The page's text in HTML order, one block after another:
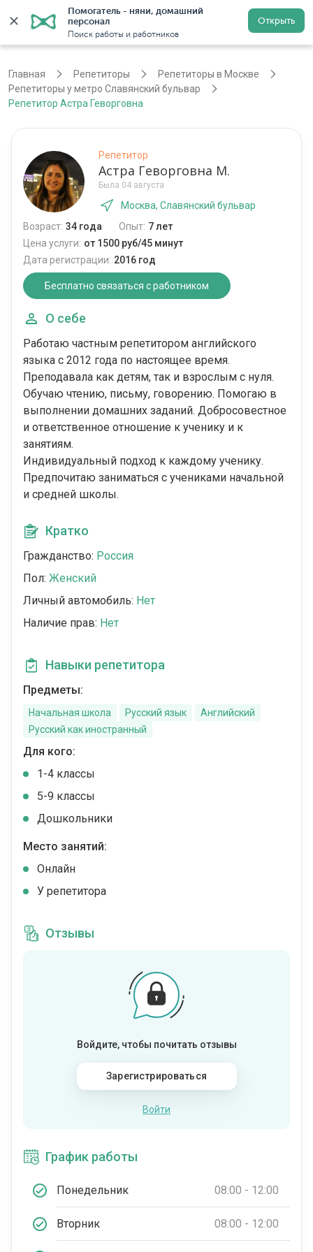
Помогатель - няни, домашний
персонал
Поиск работы и работников
Открыть
Регистрация
Главная Репетиторы
Репетиторы в Москве
Репетиторы у метро Славянский бульвар
Репетитор Астра Геворговна
Репетитор
Астра Геворговна М.
Была 04 августа
Москва, Славянский бульвар
Возраст: 34 года Опыт: 7 лет
Цена услуги: от 1500 руб/45 минут
Дата регистрации: 2016 год
Бесплатно связаться с работником
О себе
Работаю частным репетитором английского
языка с 2012 года по настоящее время.
Преподавала как детям, так и взрослым с нуля.
Обучаю чтению, письму, говорению. Помогаю в
выполнении домашних заданий. Добросовестное
и ответственное отношение к ученику и к
занятиям.
Индивидуальный подход к каждому ученику.
Предпочитаю заниматься с учениками начальной
и средней школы.
Кратко
Гражданство: Россия
Пол: Женский
Личный автомобиль: Нет
Наличие прав: Нет
Навыки репетитора
Предметы:
Начальная школа Русский язык
Английский
Русский как иностранный
Для кого:
1-4 классы
5-9 классы
Дошкольники
Место занятий:
Онлайн
У репетитора
Отзывы
Войдите, чтобы почитать отзывы
Зарегистрироваться
Войти
График работы
Понедельник 08:00 - 12:00
Вторник 08:00 - 12:00